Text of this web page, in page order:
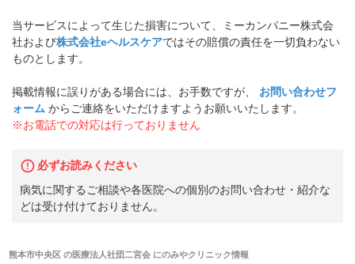
当サービスによって生じた損害について、ミーカンパニー株式会
社および株式会社eヘルスケアではその賠償の責任を一切負わない
ものとします。
掲載情報に誤りがある場合には、お手数ですが、
お問い合わせフ
ォーム からご連絡をいただけますようお願いいたします。
※お電話での対応は行っておりません
必ずお読みください
病気に関するご相談や各医院への個別のお問い合わせ・紹介な
どは受け付けておりません。
熊本市中央区の医療法人社団二宮会 にのみやクリニック情報